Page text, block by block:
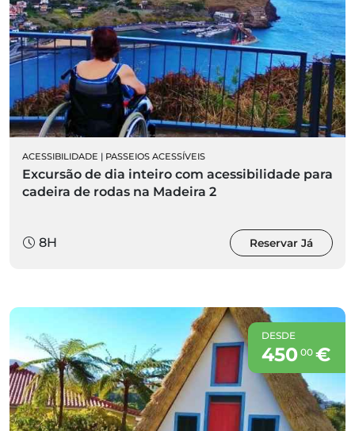
ACESSIBILIDADE | PASSEIOS ACESSÍVEIS
Excursão de dia inteiro com acessibilidade para
cadeira de rodas na Madeira 2
8H Reservar Já
DESDE
450 00€